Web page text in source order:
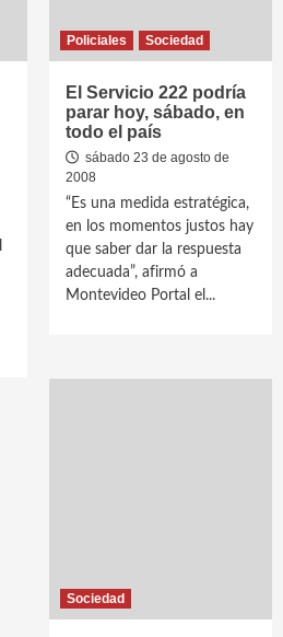
Policiales Sociedad
El Servicio 222 podría
parar hoy, sábado, en
todo el país
sábado 23 de agosto de
2008
“Es una medida estratégica,
en los momentos justos hay
que saber dar la respuesta
adecuada”, afirmó a
Montevideo Portal el...
Sociedad